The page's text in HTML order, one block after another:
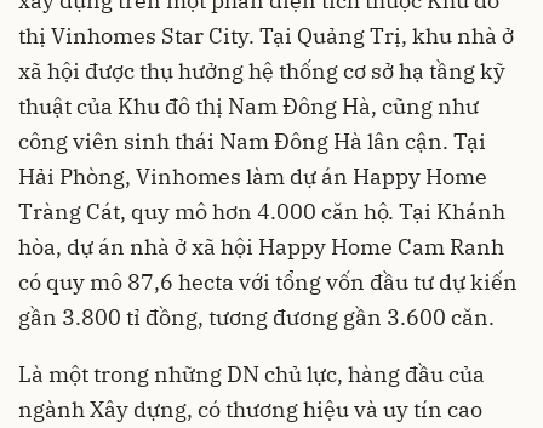
thị Vinhomes Star City. Tại Quảng Trị, khu nhà ở
xã hội được thụ hưởng hệ thống cơ sở hạ tầng kỹ
thuật của Khu đô thị Nam Đông Hà, cũng như
công viên sinh thái Nam Đông Hà lân cận. Tại
Hải Phòng, Vinhomes làm dự án Happy Home
Tràng Cát, quy mô hơn 4.000 căn hộ. Tại Khánh
hòa, dự án nhà ở xã hội Happy Home Cam Ranh
có quy mô 87,6 hecta với tổng vốn đầu tư dự kiến
gần 3.800 tỉ đồng, tương đương gần 3.600 căn.
Là một trong những DN chủ lực, hàng đầu của
ngành Xây dựng, có thương hiệu và uy tín cao